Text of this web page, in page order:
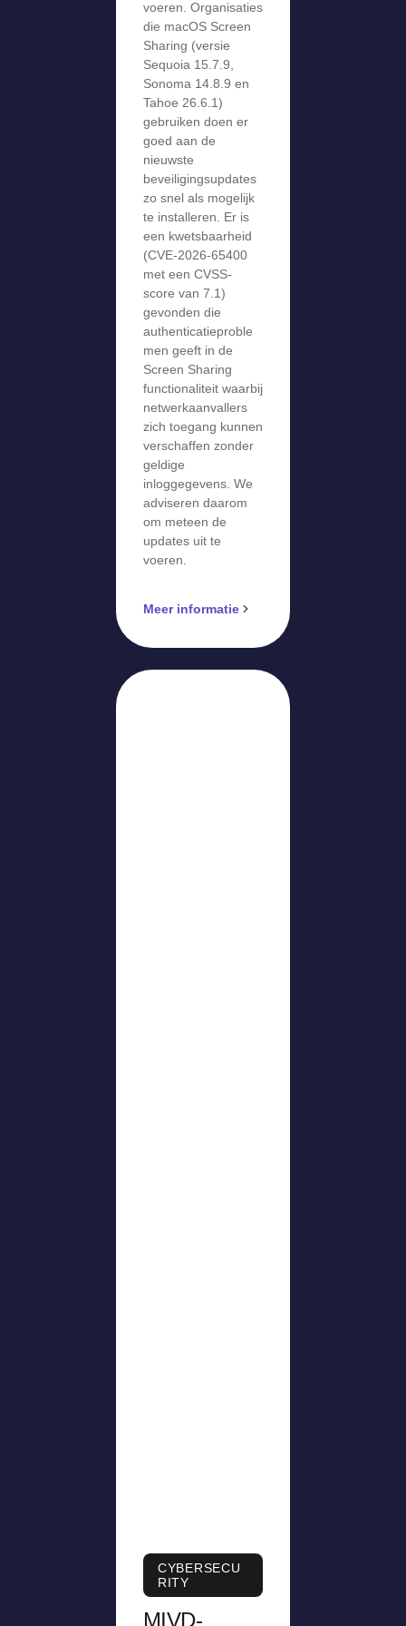
voeren. Organisaties
die macOS Screen
Sharing (versie
Sequoia 15.7.9,
Sonoma 14.8.9 en
Tahoe 26.6.1)
gebruiken doen er
goed aan de
nieuwste
beveiligingsupdates
zo snel als mogelijk
te installeren. Er is
een kwetsbaarheid
(CVE-2026-65400
met een CVSS-
score van 7.1)
gevonden die
authenticatieproble
men geeft in de
Screen Sharing
functionaliteit waarbij
netwerkaanvallers
zich toegang kunnen
verschaffen zonder
geldige
inloggegevens. We
adviseren daarom
om meteen de
updates uit te
voeren.
Meer informatie
CYBERSECU
RITY
MIVD-